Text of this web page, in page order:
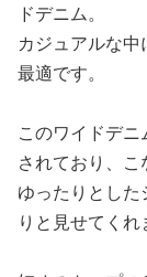
ドデニム。
カジュアルな
最適です。
このワイドデ
されており、こ
ゆったりとし
りと見せてくれ